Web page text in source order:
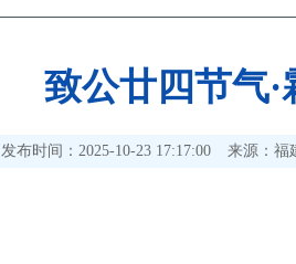
致公廿四节气·
发布时间：2025-10-23 17:17:00 来源：福